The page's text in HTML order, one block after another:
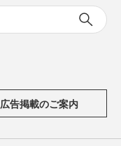
広告掲載のご案内